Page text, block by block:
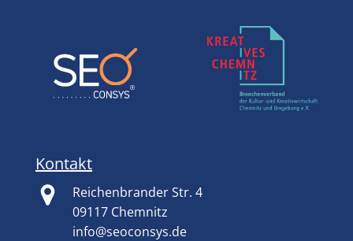
Kontakt
Reichenbrander Str. 4
09117 Chemnitz
info@seoconsys.de